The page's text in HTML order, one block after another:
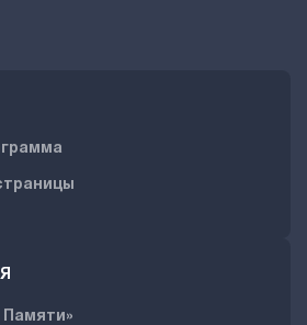
Памяти»